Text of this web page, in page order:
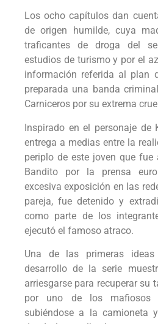
Los ocho capítulos dan
de origen humilde, cuya
traficantes de droga del
estudios de turismo y por el
información referida al plan
preparada una banda
Carniceros por su extrema
Inspirado en el personaje de
entrega a medias entre la
periplo de este joven que
Bandito por la prensa
excesiva exposición en las
pareja, fue detenido y
como parte de los
ejecutó el famoso atraco.
Una de las primeras
desarrollo de la serie
arriesgarse para recuperar su
por uno de los mafiosos
subiéndose a la camioneta